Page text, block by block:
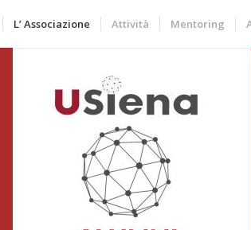
L’ Associazione Attività Mentoring